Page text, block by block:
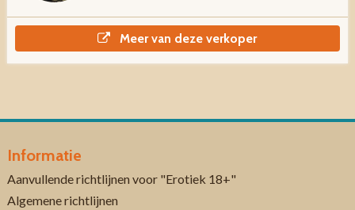
Meer van deze verkoper
Informatie
Aanvullende richtlijnen voor "Erotiek 18+"
Algemene richtlijnen